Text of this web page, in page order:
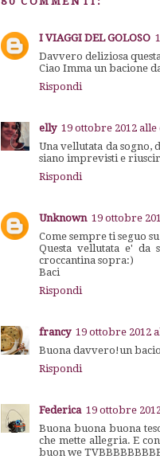
I VIAGGI DEL GOLOSO
Davvero deliziosa
Ciao Imma un bacione
Rispondi
elly 19 ottobre 2012 alle
Una vellutata da sogno,
siano imprevisti e
Rispondi
Unknown 19 ottobre
Come sempre ti seguo su
Questa vellutata e'
croccantina sopra:)
Baci
Rispondi
francy 19 ottobre 2012
Buona davvero!un bacio
Rispondi
Federica 19 ottobre
Buona buona buona
che mette allegria. E
buon we